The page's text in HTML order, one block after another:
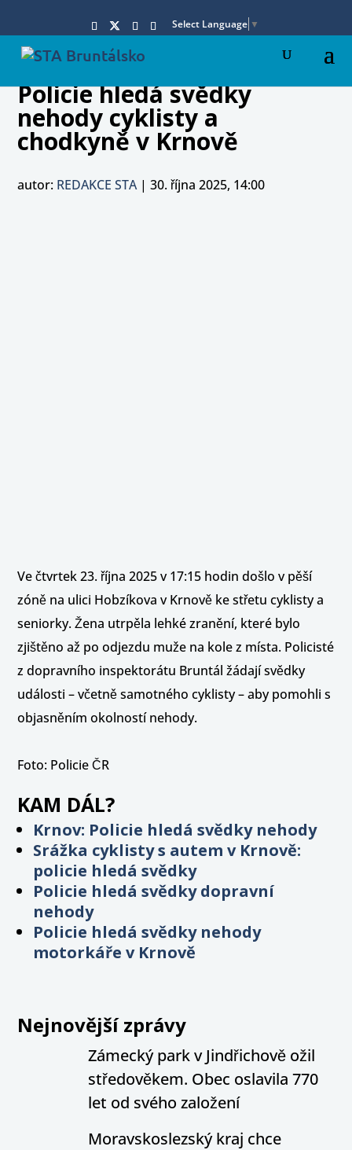
Select Language ▼
Policie hledá svědky
nehody cyklisty a
chodkyně v Krnově
autor: REDAKCE STA|30. října 2025, 14:00
Ve čtvrtek 23. října 2025 v 17:15 hodin došlo v pěší
zóně na ulici Hobzíkova v Krnově ke střetu cyklisty a
seniorky. Žena utrpěla lehké zranění, které bylo
zjištěno až po odjezdu muže na kole z místa. Policisté
z dopravního inspektorátu Bruntál žádají svědky
události – včetně samotného cyklisty – aby pomohli s
objasněním okolností nehody.
Foto: Policie ČR
KAM DÁL?
Krnov: Policie hledá svědky nehody
Srážka cyklisty s autem v Krnově:
policie hledá svědky
Policie hledá svědky dopravní
nehody
Policie hledá svědky nehody
motorkáře v Krnově
Nejnovější zprávy
Zámecký park v Jindřichově ožil
středověkem. Obec oslavila 770
let od svého založení
Moravskoslezský kraj chce